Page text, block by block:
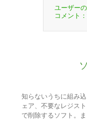
ユーザー
コメント：
知らないうちに組み
ェア、不要なレジス
で削除するソフト。